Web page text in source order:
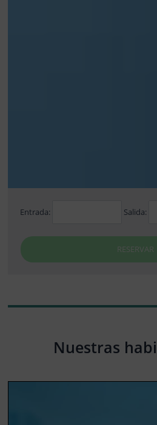
Entrada: Salida:
RESERVAR
Nuestras